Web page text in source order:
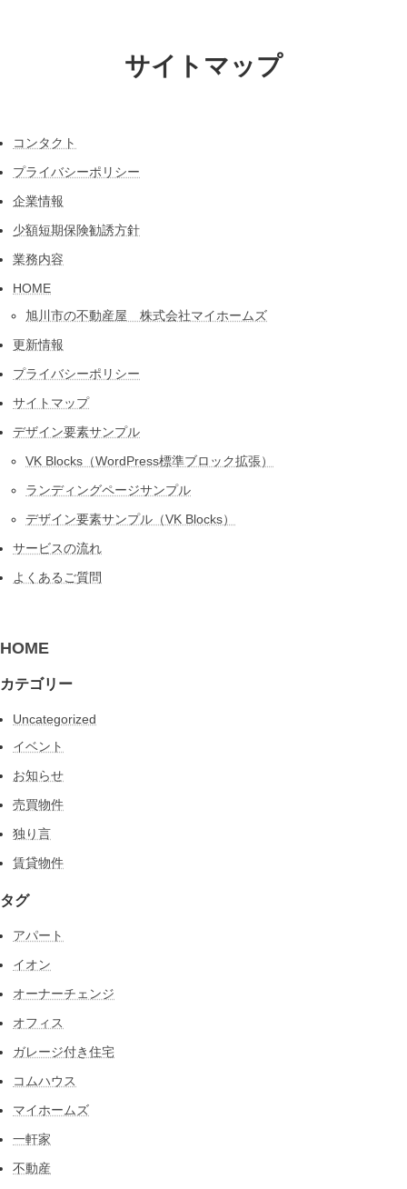
プ
動
サイトマップ
コンタクト
プライバシーポリシー
企業情報
少額短期保険勧誘方針
業務内容
HOME
旭川市の不動産屋 株式会社マイホームズ
更新情報
プライバシーポリシー
サイトマップ
デザイン要素サンプル
VK Blocks（WordPress標準ブロック拡張）
ランディングページサンプル
デザイン要素サンプル（VK Blocks）
サービスの流れ
よくあるご質問
HOME
カテゴリー
Uncategorized
イベント
お知らせ
売買物件
独り言
賃貸物件
タグ
アパート
イオン
オーナーチェンジ
オフィス
ガレージ付き住宅
コムハウス
マイホームズ
一軒家
不動産